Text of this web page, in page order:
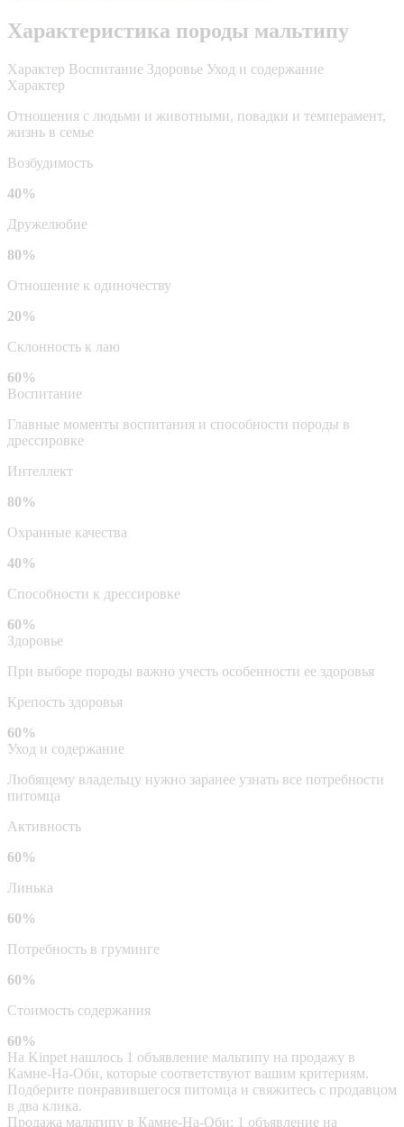
Характеристика породы мальтипу
Характер Воспитание Здоровье Уход и содержание
Характер
Отношения с людьми и животными, повадки и темперамент,
жизнь в семье
Возбудимость
40%
Дружелюбие
80%
Отношение к одиночеству
20%
Склонность к лаю
60%
Воспитание
Главные моменты воспитания и способности породы в
дрессировке
Интеллект
80%
Охранные качества
40%
Способности к дрессировке
60%
Здоровье
При выборе породы важно учесть особенности ее здоровья
Крепость здоровья
60%
Уход и содержание
Любящему владельцу нужно заранее узнать все потребности
питомца
Активность
60%
Линька
60%
Потребность в груминге
60%
Стоимость содержания
60%
На Kinpet нашлось 1 объявление мальтипу на продажу в
Камне-На-Оби, которые соответствуют вашим критериям.
Подберите понравившегося питомца и свяжитесь с продавцом
в два клика.
Продажа мальтипу в Камне-На-Оби: 1 объявление на